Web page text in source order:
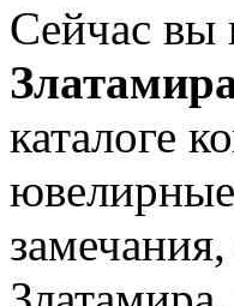
Сейчас вы
каталоге